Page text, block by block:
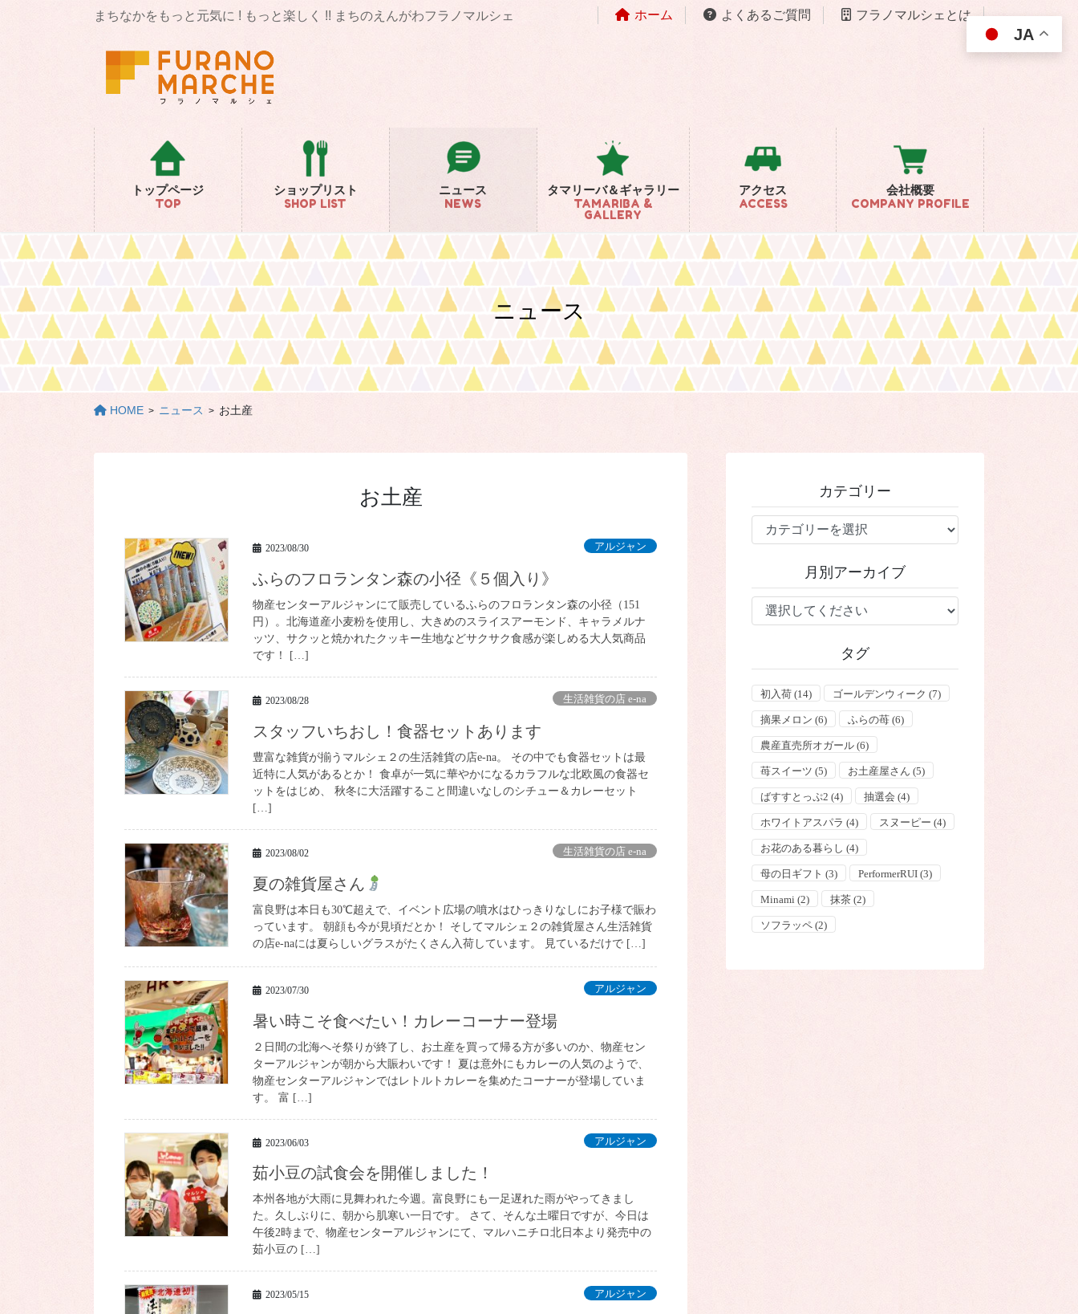
まちなかをもっと元気に ! もっと楽しく !! まちのえんがわフラノマルシェ ホーム よくあるご質問 フラノマルシェとは
トップページ
TOP
ショップリスト
SHOP LIST
ニュース
NEWS
タマリーバ＆ギャラリー
TAMARIBA &
GALLERY
アクセス
ACCESS
会社概要
COMPANY PROFILE
ニュース
HOME ニュース お土産
お土産
2023/08/30 アルジャン
ふらのフロランタン森の小径《５個入り》
物産センターアルジャンにて販売しているふらのフロランタン森の小径（151
円）。北海道産小麦粉を使用し、大きめのスライスアーモンド、キャラメルナ
ッツ、サクッと焼かれたクッキー生地などサクサク食感が楽しめる大人気商品
です！ […]
2023/08/28 生活雑貨の店 e-na
スタッフいちおし！食器セットあります
豊富な雑貨が揃うマルシェ２の生活雑貨の店e-na。 その中でも食器セットは最
近特に人気があるとか！ 食卓が一気に華やかになるカラフルな北欧風の食器セ
ットをはじめ、 秋冬に大活躍すること間違いなしのシチュー＆カレーセット
[…]
2023/08/02 生活雑貨の店 e-na
夏の雑貨屋さん
富良野は本日も30℃超えで、イベント広場の噴水はひっきりなしにお子様で賑わ
っています。 朝顔も今が見頃だとか！ そしてマルシェ２の雑貨屋さん生活雑貨
の店e-naには夏らしいグラスがたくさん入荷しています。 見ているだけで […]
2023/07/30 アルジャン
暑い時こそ食べたい！カレーコーナー登場
２日間の北海へそ祭りが終了し、お土産を買って帰る方が多いのか、物産セン
ターアルジャンが朝から大賑わいです！ 夏は意外にもカレーの人気のようで、
物産センターアルジャンではレトルトカレーを集めたコーナーが登場していま
す。 富 […]
2023/06/03 アルジャン
茹小豆の試食会を開催しました！
本州各地が大雨に見舞われた今週。富良野にも一足遅れた雨がやってきまし
た。久しぶりに、朝から肌寒い一日です。 さて、そんな土曜日ですが、今日は
午後2時まで、物産センターアルジャンにて、マルハニチロ北日本より発売中の
茹小豆の […]
2023/05/15 アルジャン
カテゴリー
テ
ー
月別アーカイブ
タグ
初入荷 (14) ゴールデンウィーク (7)
摘果メロン (6) ふらの苺 (6)
農産直売所オガール (6)
苺スイーツ (5) お土産屋さん (5)
ばすすとっぷ2 (4) 抽選会 (4)
ホワイトアスパラ (4) スヌーピー (4)
お花のある暮らし (4)
母の日ギフト (3) PerformerRUI (3)
Minami (2) 抹茶 (2)
ソフラッペ (2)
JA